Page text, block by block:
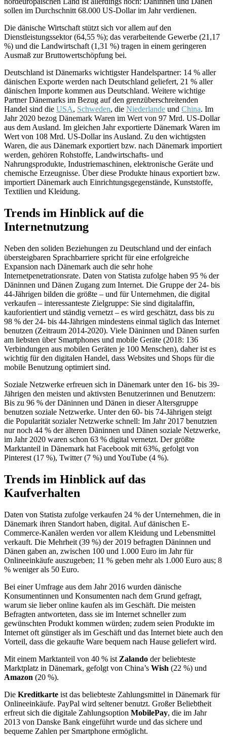
sollen im Durchschnitt 68.000 US-Dollar im Jahr verdienen.
Die dänische Wirtschaft stützt sich vor allem auf den
Dienstleistungssektor (64,55 %); das verarbeitende Gewerbe (21,17
%) und die Landwirtschaft (1,31 %) tragen in einem geringeren
Ausmaß zur Bruttowertschöpfung bei.
Deutschland ist Dänemarks wichtigster Handelspartner: 14 % aller
dänischen Exporte werden nach Deutschland geliefert, 21 % aller
dänischen Importe kommen aus Deutschland. Weitere wichtige
Partner Dänemarks im Bezug auf den grenzüberschreitenden
Handel sind die USA, Schweden, die Niederlande und China. Im
Jahr 2020 bezog Dänemark Waren im Wert von 97 Mrd. US-Dollar
aus dem Ausland. Im gleichen Jahr exportierte Dänemark Waren im
Wert von 108 Mrd. US-Dollar ins Ausland. Zu den wichtigsten
Waren, die aus Dänemark exportiert bzw. nach Dänemark importiert
werden, gehören Rohstoffe, Landwirtschafts- und
Nahrungsprodukte, Industriemaschinen, elektronische Geräte und
chemische Erzeugnisse. Über diese Produkte hinaus exportiert bzw.
importiert Dänemark auch Einrichtungsgegenstände, Kunststoffe,
Textilien und Kleidung.
Trends im Hinblick auf die
Internetnutzung
Neben den soliden Beziehungen zu Deutschland und der einfach
übersteigbaren Sprachbarriere spricht für eine erfolgreiche
Expansion nach Dänemark auch die sehr hohe
Internetpenetrationsrate. Daten von Statista zufolge haben 95 % der
Däninnen und Dänen Zugang zum Internet. Die Gruppe der 24- bis
44-Jährigen bilden die größte – und für Unternehmen, die digital
verkaufen – interessanteste Zielgruppe: Sie sind digitalaffin,
kauforientiert und ständig vernetzt – es wird geschätzt, dass bis zu
98 % der 24- bis 44-Jährigen mindestens einmal täglich das Internet
benutzen (Zeitraum 2014-2020). Viele Däninnen und Dänen surfen
am liebsten über Smartphones und mobile Geräte (2018: 136
Verbindungen aus mobilen Geräten je 100 Menschen), daher ist es
wichtig für den digitalen Handel, dass Websites und Shops für die
mobile Benutzung optimiert sind.
Soziale Netzwerke erfreuen sich in Dänemark unter den 16- bis 39-
Jährigen den meisten und aktivsten Benutzerinnen und Benutzern:
Bis zu 96 % der Däninnen und Dänen in dieser Altersgruppe
benutzen soziale Netzwerke. Unter den 60- bis 74-Jährigen steigt
die Popularität sozialer Netzwerke schnell: Im Jahr 2017 benutzten
nur noch 44 % der älteren Däninnen und Dänen soziale Netzwerke,
im Jahr 2020 waren schon 63 % digital vernetzt. Der größte
Marktanteil in Dänemark hat Facebook mit 63%, gefolgt von
Pinterest (17 %), Twitter (7 %) und YouTube (4 %).
Trends im Hinblick auf das
Kaufverhalten
Daten von Statista zufolge verkaufen 24 % der Unternehmen, die in
Dänemark ihren Standort haben, digital. Auf dänischen E-
Commerce-Kanälen werden vor allem Kleidung und Lebensmittel
verkauft. Die Mehrheit (39 %) der 2019 befragten Däninnen und
Dänen gaben an, zwischen 100 und 1.000 Euro im Jahr für
Onlineeinkäufe auszugeben; 11 % geben mehr als 1.000 Euro aus; 8
% weniger als 50 Euro.
Bei einer Umfrage aus dem Jahr 2016 wurden dänische
Konsumentinnen und Konsumenten nach dem Grund gefragt,
warum sie lieber online kaufen als im Geschäft. Die meisten
Befragten antworteten, dass sie im Internet schneller zum
gewünschten Produkt kommen würden; zudem seien Produkte im
Internet oft günstiger als im Geschäft und das Internet biete auch den
Vorteil, dass die gekaufte Ware bequem nach Hause geliefert wird.
Mit einem Marktanteil von 40 % ist Zalando der beliebteste
Marktplatz in Dänemark, gefolgt von China’s Wish (22 %) und
Amazon (20 %).
Die Kreditkarte ist das beliebteste Zahlungsmittel in Dänemark für
Onlineeinkäufe. PayPal wird seltener benutzt. Großer Beliebtheit
erfreut sich die digitale Zahlungsoption MobilePay, die im Jahr
2013 von Danske Bank eingeführt wurde und das sichere und
bequeme Zahlen per Smartphone ermöglicht.